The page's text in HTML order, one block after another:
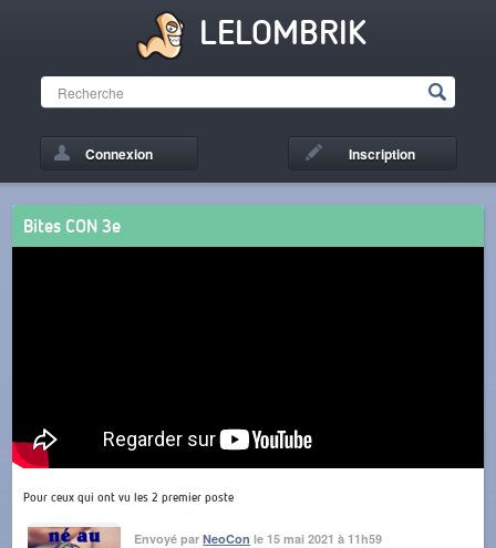
LELOMBRIK
Connexion Inscription
Bites CON 3e
Pour ceux qui ont vu les 2 premier poste
Envoyé parNeoCon le 15 mai 2021 à 11h59